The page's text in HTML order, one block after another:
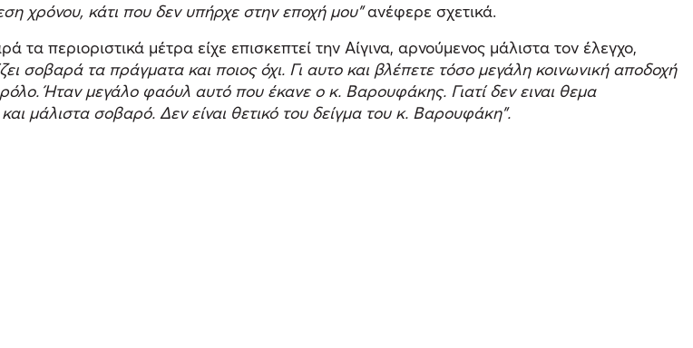
χρόνου, κάτι που δεν υπήρχε στην εποχή μου”ανέφερε σχετικά.
περιοριστικά μέτρα είχε επισκεπτεί την Αίγινα, αρνούμενος μάλιστα τον έλεγχο,
σοβαρά τα πράγματα και ποιος όχι. Γι αυτο και βλέπετε τόσο μεγάλη κοινωνική αποδοχή
Ήταν μεγάλο φαόυλ αυτό που έκανε ο κ. Βαρουφάκης. Γιατί δεν ειναι θεμα
μάλιστα σοβαρό. Δεν είναι θετικό του δείγμα του κ. Βαρουφάκη”.